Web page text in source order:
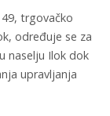
trgovačko
određuje se za
naselju Ilok dok
upravljanja